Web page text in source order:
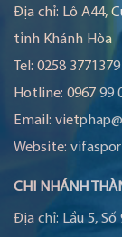
Địa chỉ: Lô A44,
tỉnh Khánh Hòa
Tel: 0258 3771379
Hotline: 0967 99
Email:
Website:
CHI NHÁNH
Địa chỉ: Lầu 5,